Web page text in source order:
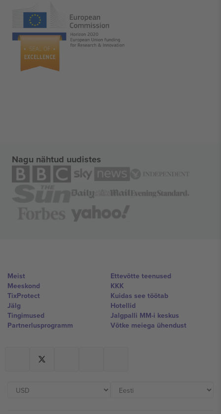
Nagu nähtud uudistes
Meist
Meeskond
TixProtect
Jälg
Tingimused
Partnerlusprogramm
Ettevõtte teenused
KKK
Kuidas see töötab
Hotellid
Jalgpalli MM-i keskus
Võtke meiega ühendust